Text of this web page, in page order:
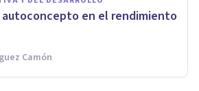
en el rendimiento
Camón
la sociedad actual:
la infancia
Camón